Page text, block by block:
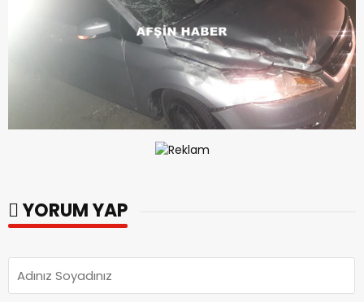
YORUM YAP